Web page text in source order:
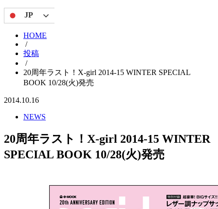
JP
HOME
/
投稿
/
20周年ラスト！X-girl 2014-15 WINTER SPECIAL
BOOK 10/28(火)発売
2014.10.16
NEWS
20周年ラスト！X-girl 2014-15 WINTER
SPECIAL BOOK 10/28(火)発売